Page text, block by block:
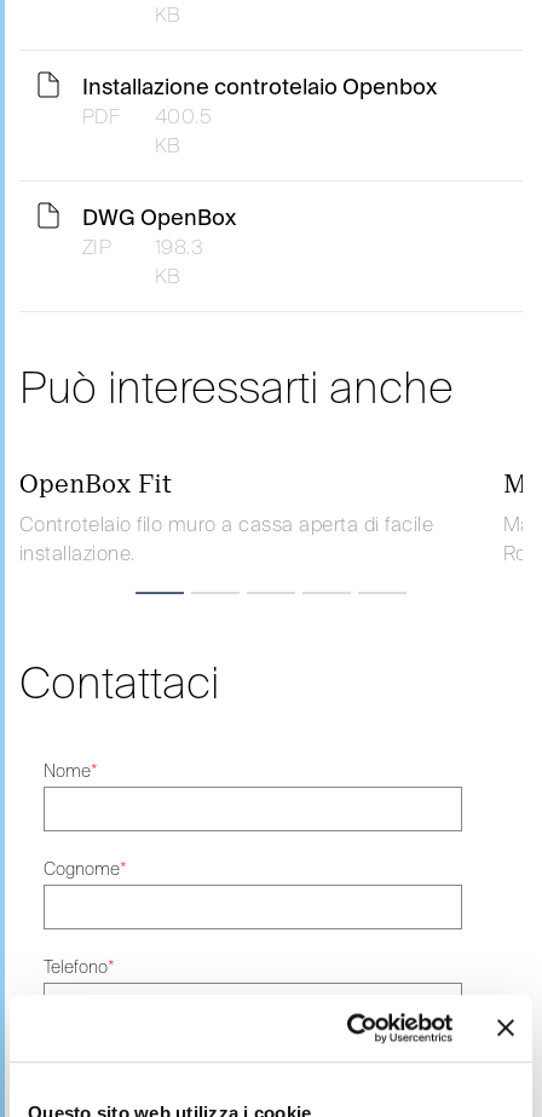
KB
Installazione controtelaio Openbox
PDF
400.5
KB
DWG OpenBox
ZIP
198.3
KB
Può interessarti anche
OpenBox Fit
Controtelaio filo muro a cassa aperta di facile
installazione.
Contattaci
Nome*
Cognome*
Telefono*
Email*